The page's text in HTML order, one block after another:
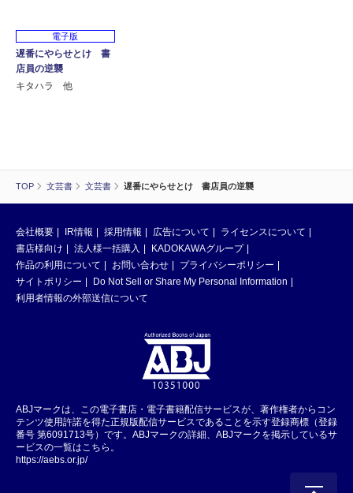
TOP 文芸書 文芸書 遅番にやらせとけ 書店員の逆襲
電子版
遅番にやらせとけ 書
店員の逆襲
キタハラ 他
会社概要 IR情報 採用情報 広告について
ライセンスについて
書店様向け
法人様一括購入
KADOKAWAグループ
作品の利用について
お問い合わせ
プライバシーポリシー
サイトポリシー
Do Not Sell or Share My Personal Information
利用者情報の外部送信について
ABJマークは、この電子書店・電子書籍配信サービスが、著作権者からコン
テンツ使用許諾を得た正規版配信サービスであることを示す登録商標（登録
番号 第6091713号）です。ABJマークの詳細、ABJマークを掲示しているサ
ービスの一覧はこちら。
https://aebs.or.jp/